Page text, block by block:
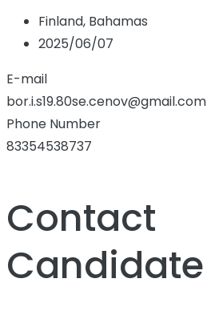
Finland, Bahamas
2025/06/07
E-mail
bor.i.s19.80se.cenov@gmail.com
Phone Number
83354538737
Contact
Candidate